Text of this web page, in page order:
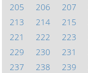
205
206 207
213
214 215
221
222 223
229
230 231
237
238 239